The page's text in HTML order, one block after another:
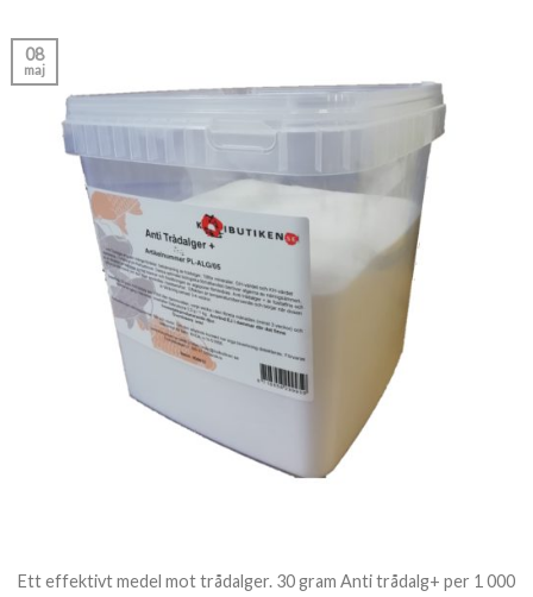
08
maj
Ett effektivt medel mot trådalger. 30 gram Anti trådalg+ per 1 000